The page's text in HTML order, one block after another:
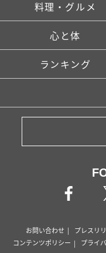
料理・グルメ
心と体
ランキング
お問い合わせ プレスリ
コンテンツポリシー
プライ